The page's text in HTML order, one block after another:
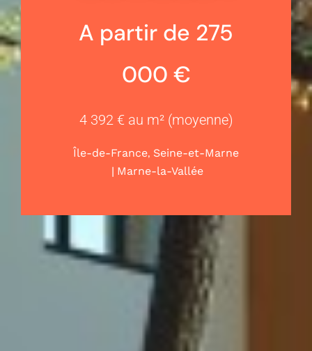
A partir de 275
000 €
4 392 € au m² (moyenne)
Île-de-France, Seine-et-Marne
| Marne-la-Vallée